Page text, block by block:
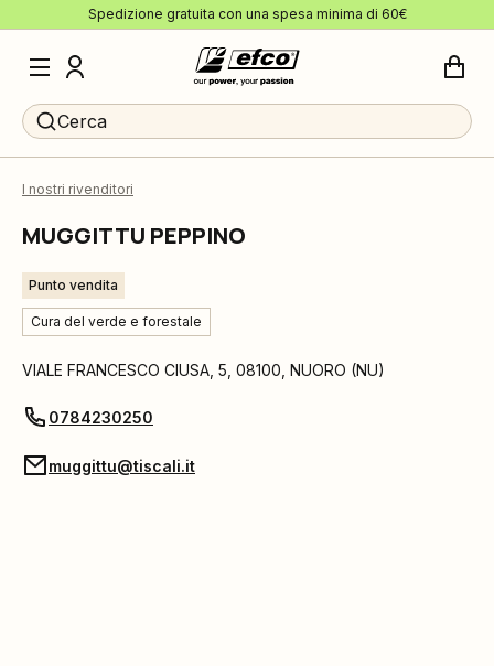
Spedizione gratuita con una spesa minima di 60€
Cerca
I nostri rivenditori
MUGGITTU PEPPINO
Punto vendita
Cura del verde e forestale
VIALE FRANCESCO CIUSA, 5 08100 NUORO (NU)
0784230250
muggittu@tiscali.it